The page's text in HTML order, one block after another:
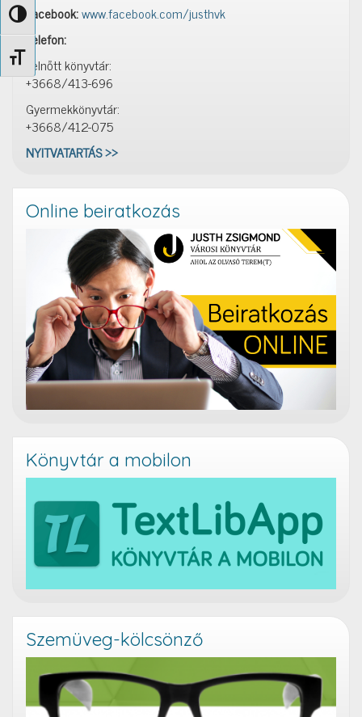
Nagy kontraszt váltása
Betűméret váltása
Facebook:www.facebook.com/justhvk
Telefon:
Felnőtt könyvtár:
+3668/413-696
Gyermekkönyvtár:
+3668/412-075
NYITVATARTÁS >>
Online beiratkozás
Könyvtár a mobilon
Szemüveg-kölcsönző